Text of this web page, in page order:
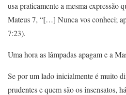
usa praticamente a mesma expressão
Mateus 7, “[…] Nunca vos conheci;
7:23).
Uma hora as lâmpadas apagam e a
Se por um lado inicialmente é muito
prudentes e quem são os insensatos,